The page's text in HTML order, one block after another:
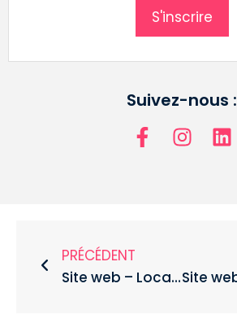
S'inscrire
Suivez-nous :
PRÉCÉDENT
Site web – Location de casiers scolaire